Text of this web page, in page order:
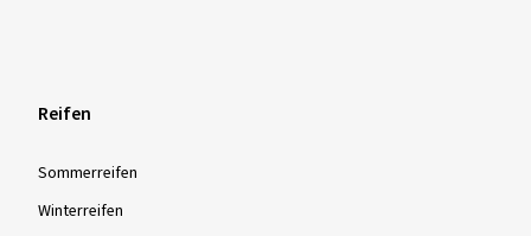
Reifen
Sommer­reifen
Winter­reifen